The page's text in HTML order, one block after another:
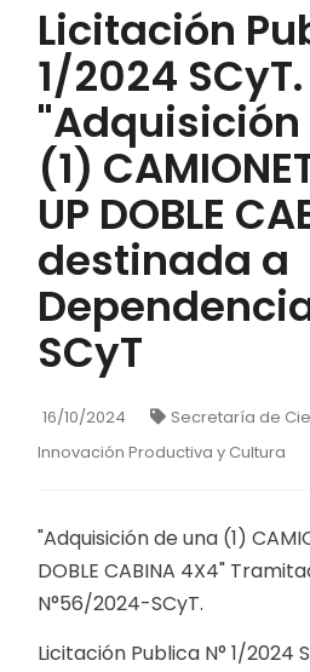
Licitación
1/2024 SCyT.
"Adquisición
(1)
UP DOBLE
destinada a
SCyT
16/10/2024
Secretaría de
Innovación Productiva y Cultura
"Adquisición de una (1)
DOBLE CABINA 4X4"
N°56/2024-SCyT.
Licitación Publica N° 1/2024